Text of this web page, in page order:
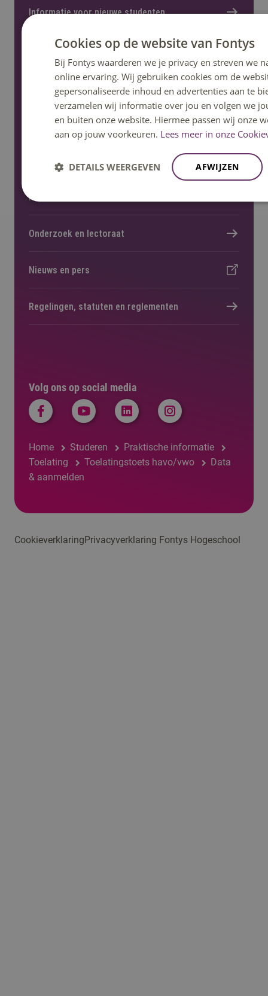
Volg ons op social media
Home Studeren
Praktische informatie
Toelating
Toelatingstoets havo/vwo
Data
& aanmelden
Informatie voor nieuwe studenten
Meer Fontys
Werken bij
Locaties
Kennisevents
Onderzoek en lectoraat
Nieuws en pers
Regelingen, statuten en reglementen
CookieverklaringPrivacyverklaring Fontys Hogeschool
Cookies op de website van Fontys
Bij Fontys waarderen we je privacy en streven we
online ervaring. Wij gebruiken cookies om de
gepersonaliseerde inhoud en advertenties aan te
verzamelen wij informatie over jou en volgen we
en buiten onze website. Hiermee passen wij onze
aan op jouw voorkeuren. Lees meer in onze
AFWIJZEN
DETAILS WEERGEVEN